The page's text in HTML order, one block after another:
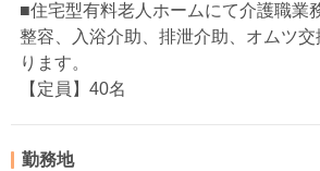
■住宅型有料老人ホームにて介護職業
整容、入浴介助、排泄介助、オムツ
ります。
【定員】40名
勤務地